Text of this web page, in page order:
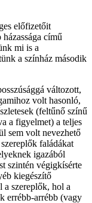
előfizetőit
című
mi is a
a színház második
változott,
volt hasonló,
(feltűnő színű
a figyelmet) a teljes
sem volt nevezhető
faládákat
igazából
szintén végigkísérte
kiegészítő
a szereplők, hol a
errébb-arrébb (vagy